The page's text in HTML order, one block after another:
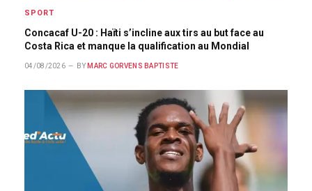
SPORT
Concacaf U-20 : Haïti s’incline aux tirs au but face au
Costa Rica et manque la qualification au Mondial
04/08/2026 BY MARC GORVENS BAPTISTE